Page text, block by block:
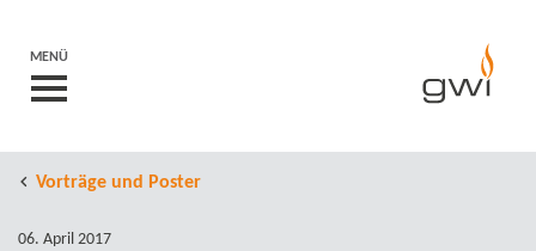
MENÜ
Vorträge und Poster
06. April 2017